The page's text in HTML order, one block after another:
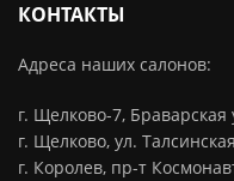
КОНТАКТЫ
Адреса наших салонов:
г. Щелково-7, Браварская
г. Щелково, ул.
г. Королев, пр-т